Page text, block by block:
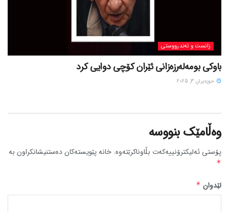
زانست و تەندرووستی
باوکی بومەلەرزەزانی ئێران کۆچی دوایی کرد
حوزه‌یران 3, 2025
وەڵامێک بنووسە
پۆستی ئەلیکترۆنییەکەت بڵاوناکرێتەوە. خانە پێویستەکان دەستنیشانکراون بە
*
لێدوان *